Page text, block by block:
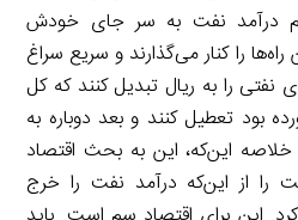
درآمد نفت به سر جای خودش
را کنار می‌گذارند و سریع سراغ
نفتی را به ریال تبدیل کنند که کل
بود تعطیل کنند و بعد دوباره به
خلاصه این‌که، این به بحث اقتصاد
را از این‌که درآمد نفت را خرج